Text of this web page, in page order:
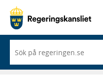
du
börjar
skriva